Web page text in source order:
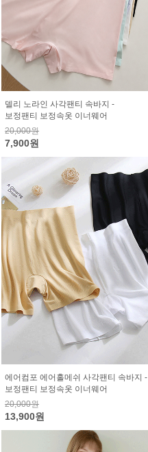
델리 노라인 사각팬티 속바지 -
보정팬티 보정속옷 이너웨어
20,000원
7,900원
에어컴포 에어홀메쉬 사각팬티 속바지 -
보정팬티 보정속옷 이너웨어
20,000원
13,900원